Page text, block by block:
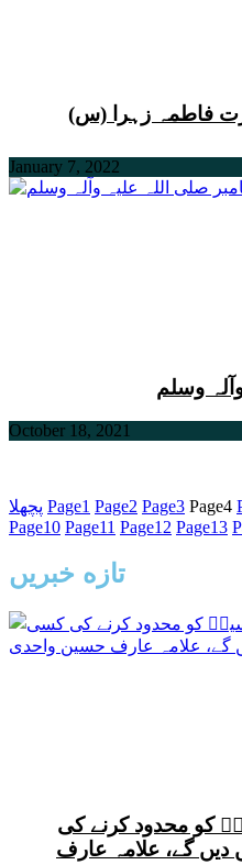
فاطمہ زہرا (س)
January 7, 2022
وسلم
October 18, 2021
پچھلا Page1 Page2 Page3 Page4
Page10 Page11 Page12 Page13
تازه خبریں
کو محدود کرنے کی
گے، علامہ عارف